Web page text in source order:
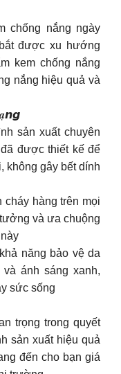
chống nắng ngày
được xu hướng
kem chống nắng
nắng hiệu quả và
sản xuất chuyên
được thiết kế để
không gây bết dính
cháy hàng trên mọi
và ưa chuộng
năng bảo vệ da
ánh sáng xanh,
sức sống
trọng trong quyết
sản xuất hiệu quả
đến cho bạn giá